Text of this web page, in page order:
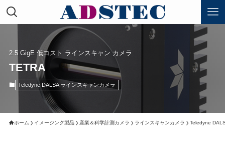
2.5 GigE 低コスト ラインスキャン カメラ
TETRA
Teledyne DALSA ラインスキャンカメラ
ホーム イメージング製品 産業＆科学計測カメラ ラインスキャンカメラ Teledyne